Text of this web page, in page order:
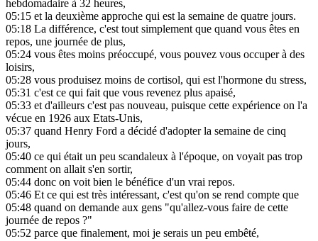
hebdomadaire à 32 heures,
05:15 et la deuxième approche qui est la semaine de quatre jours.
05:18 La différence, c'est tout simplement que quand vous êtes en
repos, une journée de plus,
05:24 vous êtes moins préoccupé, vous pouvez vous occuper à des
loisirs,
05:28 vous produisez moins de cortisol, qui est l'hormone du stress,
05:31 c'est ce qui fait que vous revenez plus apaisé,
05:33 et d'ailleurs c'est pas nouveau, puisque cette expérience on l'a
vécue en 1926 aux Etats-Unis,
05:37 quand Henry Ford a décidé d'adopter la semaine de cinq
jours,
05:40 ce qui était un peu scandaleux à l'époque, on voyait pas trop
comment on allait s'en sortir,
05:44 donc on voit bien le bénéfice d'un vrai repos.
05:46 Et ce qui est très intéressant, c'est qu'on se rend compte que
05:48 quand on demande aux gens "qu'allez-vous faire de cette
journée de repos ?"
05:52 parce que finalement, moi je serais un peu embêté,